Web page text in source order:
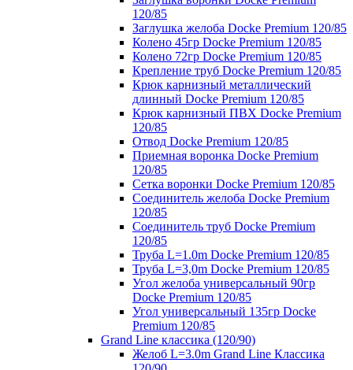
120/85
Заглушка желоба Docke Premium 120/85
Колено 45гр Docke Premium 120/85
Колено 72гр Docke Premium 120/85
Крепление труб Docke Premium 120/85
Крюк карнизный металлический
длинный Docke Premium 120/85
Крюк карнизный ПВХ Docke Premium
120/85
Отвод Docke Premium 120/85
Приемная воронка Docke Premium
120/85
Сетка воронки Docke Premium 120/85
Соединитель желоба Docke Premium
120/85
Соединитель труб Docke Premium
120/85
Труба L=1.0m Docke Premium 120/85
Труба L=3,0m Docke Premium 120/85
Угол желоба универсальный 90гр
Docke Premium 120/85
Угол универсальный 135гр Docke
Premium 120/85
Grand Line классика (120/90)
Желоб L=3.0m Grand Line Классика